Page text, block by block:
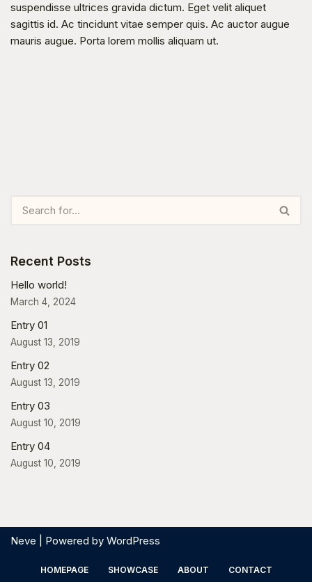
suspendisse ultrices gravida dictum. Eget velit aliquet
sagittis id. Ac tincidunt vitae semper quis. Ac auctor augue
mauris augue. Porta lorem mollis aliquam ut.
Recent Posts
Hello world!
March 4, 2024
Entry 01
August 13, 2019
Entry 02
August 13, 2019
Entry 03
August 10, 2019
Entry 04
August 10, 2019
Neve | Powered by WordPress
HOMEPAGE SHOWCASE ABOUT CONTACT